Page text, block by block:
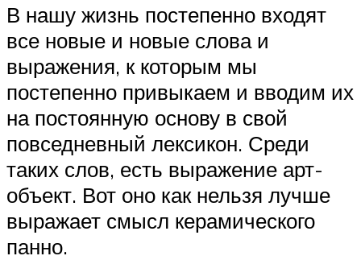
В нашу жизнь постепенно входят
все новые и новые слова и
выражения, к которым мы
постепенно привыкаем и вводим их
на постоянную основу в свой
повседневный лексикон. Среди
таких слов, есть выражение арт-
объект. Вот оно как нельзя лучше
выражает смысл керамического
панно.